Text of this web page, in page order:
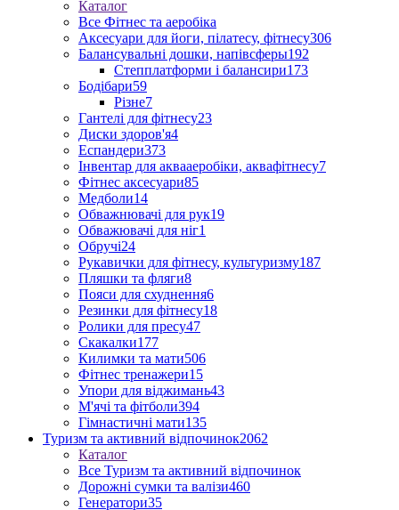
Каталог
Все Фітнес та аеробіка
Аксесуари для йоги, пілатесу, фітнесу306
Балансувальні дошки, напівсферы192
Степплатформи і балансири173
Бодібари59
Різне7
Гантелі для фітнесу23
Диски здоров'я4
Еспандери373
Інвентар для аквааеробіки, аквафітнесу7
Фітнес аксесуари85
Медболи14
Обважнювачі для рук19
Обважювачі для ніг1
Обручі24
Рукавички для фітнесу, культуризму187
Пляшки та фляги8
Пояси для схуднення6
Резинки для фітнесу18
Ролики для пресу47
Скакалки177
Килимки та мати506
Фітнес тренажери15
Упори для віджимань43
М'ячі та фітболи394
Гімнастичні мати135
Туризм та активний відпочинок2062
Каталог
Все Туризм та активний відпочинок
Дорожні сумки та валізи460
Генератори35